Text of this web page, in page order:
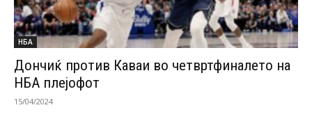
НБА
Дончиќ против Каваи во четвртфиналето на
НБА плејофот
15/04/2024